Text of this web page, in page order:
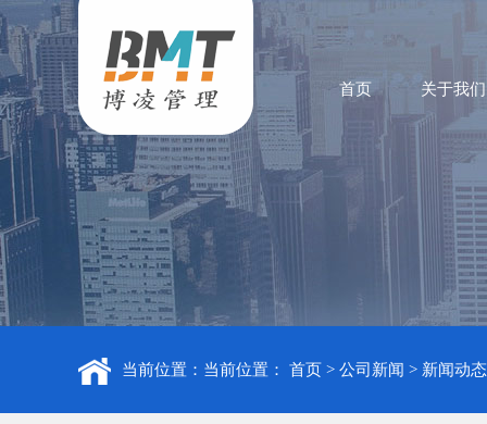
首页 关于我们
当前位置：当前位置： 首页 > 公司新闻 > 新闻动态